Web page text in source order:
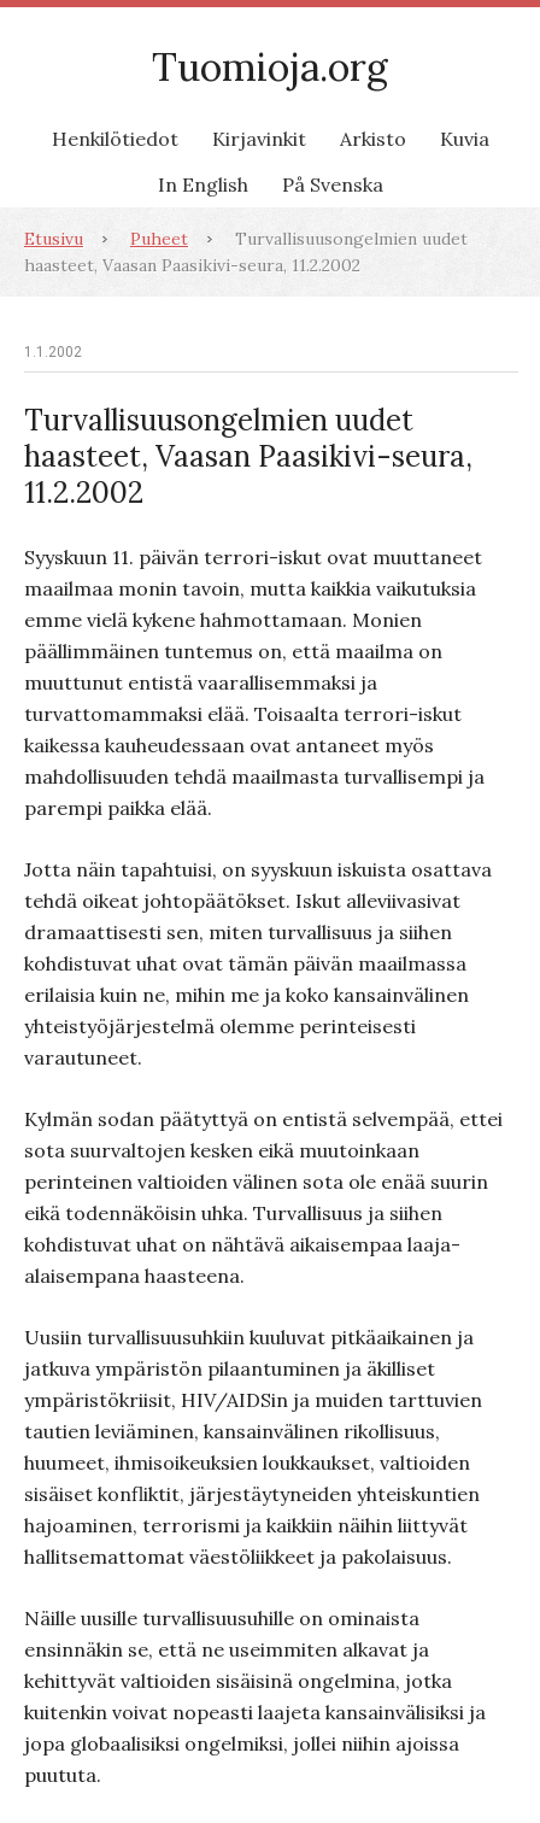
Tuomioja.org
Henkilötiedot Kirjavinkit Arkisto
Kuvia
In English
På Svenska
Etusivu Puheet
Turvallisuusongelmien uudet
haasteet, Vaasan Paasikivi-seura, 11.2.2002
1.1.2002
Turvallisuusongelmien uudet
haasteet, Vaasan Paasikivi-seura,
11.2.2002
Syyskuun 11. päivän terrori-iskut ovat muuttaneet
maailmaa monin tavoin, mutta kaikkia vaikutuksia
emme vielä kykene hahmottamaan. Monien
päällimmäinen tuntemus on, että maailma on
muuttunut entistä vaarallisemmaksi ja
turvattomammaksi elää. Toisaalta terrori-iskut
kaikessa kauheudessaan ovat antaneet myös
mahdollisuuden tehdä maailmasta turvallisempi ja
parempi paikka elää.
Jotta näin tapahtuisi, on syyskuun iskuista osattava
tehdä oikeat johtopäätökset. Iskut alleviivasivat
dramaattisesti sen, miten turvallisuus ja siihen
kohdistuvat uhat ovat tämän päivän maailmassa
erilaisia kuin ne, mihin me ja koko kansainvälinen
yhteistyöjärjestelmä olemme perinteisesti
varautuneet.
Kylmän sodan päätyttyä on entistä selvempää, ettei
sota suurvaltojen kesken eikä muutoinkaan
perinteinen valtioiden välinen sota ole enää suurin
eikä todennäköisin uhka. Turvallisuus ja siihen
kohdistuvat uhat on nähtävä aikaisempaa laaja-
alaisempana haasteena.
Uusiin turvallisuusuhkiin kuuluvat pitkäaikainen ja
jatkuva ympäristön pilaantuminen ja äkilliset
ympäristökriisit, HIV/AIDSin ja muiden tarttuvien
tautien leviäminen, kansainvälinen rikollisuus,
huumeet, ihmisoikeuksien loukkaukset, valtioiden
sisäiset konfliktit, järjestäytyneiden yhteiskuntien
hajoaminen, terrorismi ja kaikkiin näihin liittyvät
hallitsemattomat väestöliikkeet ja pakolaisuus.
Näille uusille turvallisuusuhille on ominaista
ensinnäkin se, että ne useimmiten alkavat ja
kehittyvät valtioiden sisäisinä ongelmina, jotka
kuitenkin voivat nopeasti laajeta kansainvälisiksi ja
jopa globaalisiksi ongelmiksi, jollei niihin ajoissa
puututa.